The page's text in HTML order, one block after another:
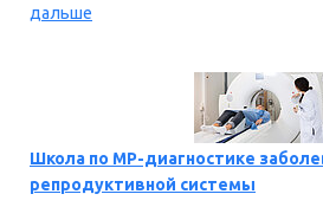
дальше
Школа по МР-диагностике
репродуктивной системы